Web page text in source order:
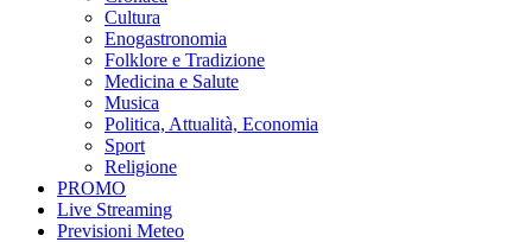
Cultura
Enogastronomia
Folklore e Tradizione
Medicina e Salute
Musica
Politica, Attualità, Economia
Sport
Religione
PROMO
Live Streaming
Previsioni Meteo